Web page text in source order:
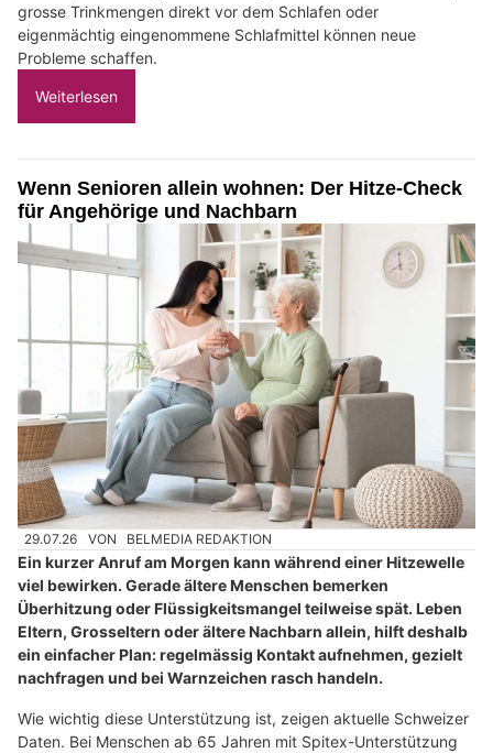
grosse Trinkmengen direkt vor dem Schlafen oder
eigenmächtig eingenommene Schlafmittel können neue
Probleme schaffen.
Weiterlesen
Wenn Senioren allein wohnen: Der Hitze-Check
für Angehörige und Nachbarn
29.07.26 VON BELMEDIA REDAKTION
Ein kurzer Anruf am Morgen kann während einer Hitzewelle
viel bewirken. Gerade ältere Menschen bemerken
Überhitzung oder Flüssigkeitsmangel teilweise spät. Leben
Eltern, Grosseltern oder ältere Nachbarn allein, hilft deshalb
ein einfacher Plan: regelmässig Kontakt aufnehmen, gezielt
nachfragen und bei Warnzeichen rasch handeln.
Wie wichtig diese Unterstützung ist, zeigen aktuelle Schweizer
Daten. Bei Menschen ab 65 Jahren mit Spitex-Unterstützung